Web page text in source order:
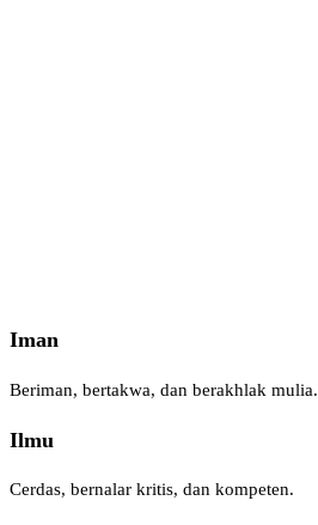
Iman
Beriman, bertakwa, dan berakhlak mulia.
Ilmu
Cerdas, bernalar kritis, dan kompeten.